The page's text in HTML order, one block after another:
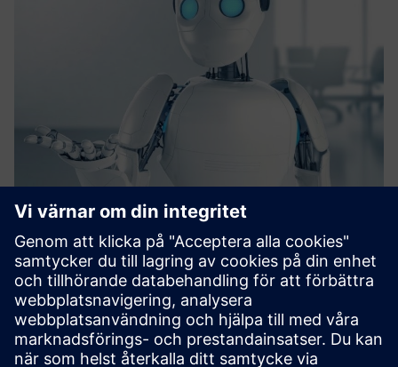
Bionic Agent​
Bionic Agent integreras sömlöst med ditt
kundsupportsystem och utnyttjar Gen AI och Natural
Language Processing för att hantera ostrukturerad data
från inkommande förfrågningar. Den tolkar olika frågor,
extraherar relevant informa...